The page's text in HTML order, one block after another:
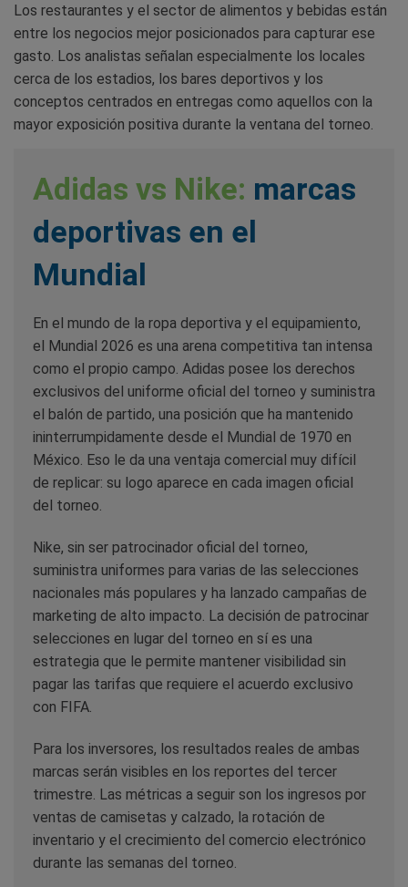
Los restaurantes y el sector de alimentos y bebidas están
entre los negocios mejor posicionados para capturar ese
gasto. Los analistas señalan especialmente los locales
cerca de los estadios, los bares deportivos y los
conceptos centrados en entregas como aquellos con la
mayor exposición positiva durante la ventana del torneo.
Adidas vs Nike: marcas
deportivas en el
Mundial
En el mundo de la ropa deportiva y el equipamiento,
el Mundial 2026 es una arena competitiva tan intensa
como el propio campo. Adidas posee los derechos
exclusivos del uniforme oficial del torneo y suministra
el balón de partido, una posición que ha mantenido
ininterrumpidamente desde el Mundial de 1970 en
México. Eso le da una ventaja comercial muy difícil
de replicar: su logo aparece en cada imagen oficial
del torneo.
Nike, sin ser patrocinador oficial del torneo,
suministra uniformes para varias de las selecciones
nacionales más populares y ha lanzado campañas de
marketing de alto impacto. La decisión de patrocinar
selecciones en lugar del torneo en sí es una
estrategia que le permite mantener visibilidad sin
pagar las tarifas que requiere el acuerdo exclusivo
con FIFA.
Para los inversores, los resultados reales de ambas
marcas serán visibles en los reportes del tercer
trimestre. Las métricas a seguir son los ingresos por
ventas de camisetas y calzado, la rotación de
inventario y el crecimiento del comercio electrónico
durante las semanas del torneo.